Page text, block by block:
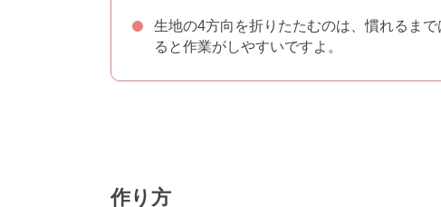
生地の4方向を折りたたむのは、慣れるま
ると作業がしやすいですよ。
作り方